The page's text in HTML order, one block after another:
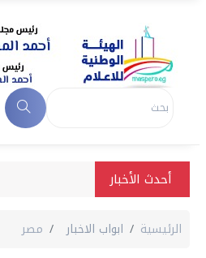
أحدث الأخبار
الرئيسية ابواب الاخبار مصر